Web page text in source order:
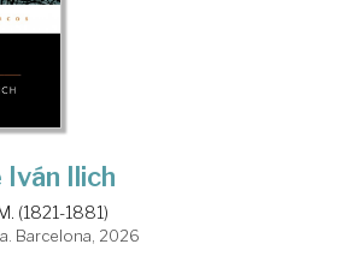
Ilich
(1821-1881)
Barcelona, 2026